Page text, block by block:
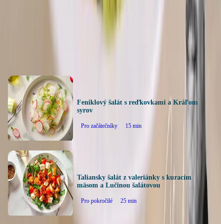
Feniklový šalát s reďkovkami a Kráľom
syrov
Pro začátečníky 15 min
Taliansky šalát z valeriánky s kuracím
mäsom a Lučinou šalátovou
Pro pokročilé 25 min